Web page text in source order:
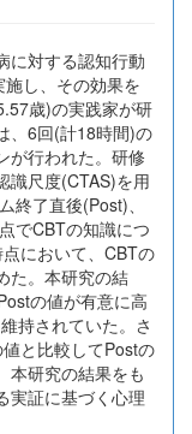
に対する認知行動
し、その効果を
歳)の実践家が研
、6回(計18時間)の
が行われた。研修
識尺度(CTAS)を用
終了直後(Post)、
でCBTの知識につ
において、CBTの
た。本研究の結
の値が有意に高
持されていた。さ
と比較してPostの
本研究の結果をも
実証に基づく心理